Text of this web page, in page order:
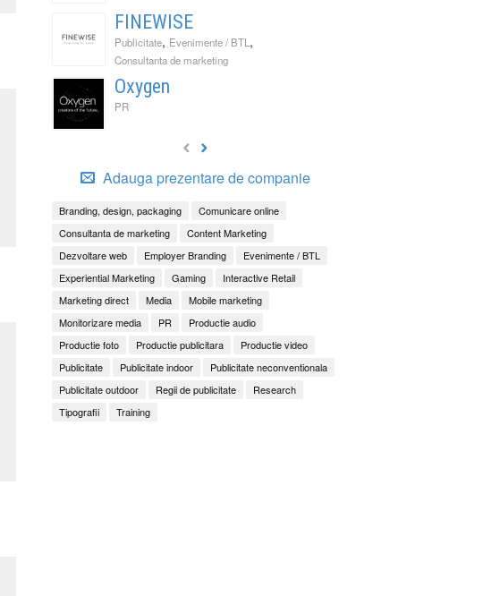
FINEWISE
Publicitate, Evenimente / BTL ,
Consultanta de marketing
Oxygen
PR
Adauga prezentare de companie
Branding, design, packaging
Comunicare online
Consultanta de marketing
Content Marketing
Dezvoltare web
Employer Branding
Evenimente / BTL
Experiential Marketing
Gaming
Interactive Retail
Marketing direct
Media
Mobile marketing
Monitorizare media
PR
Productie audio
Productie foto
Productie publicitara
Productie video
Publicitate
Publicitate indoor
Publicitate neconventionala
Publicitate outdoor
Regii de publicitate
Research
Tipografii
Training